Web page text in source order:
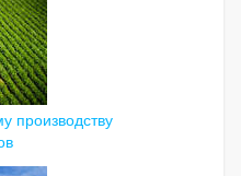
производству